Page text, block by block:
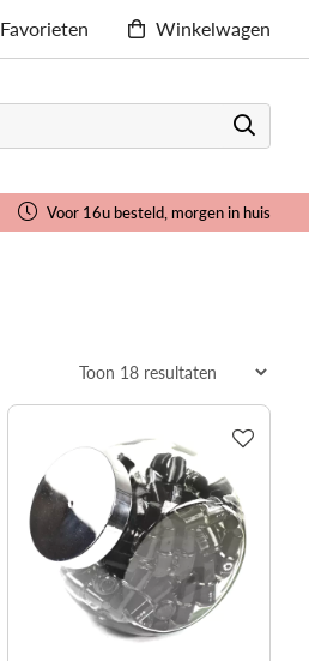
Favorieten Winkelwagen
Voor 16u besteld, morgen in huis